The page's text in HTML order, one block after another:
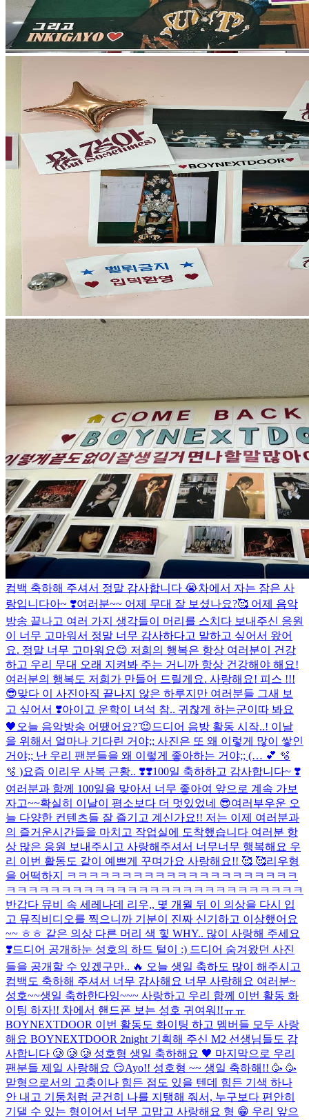
컴백 축하해 주셔서 정말 감사합니다 😭차에서 자는 잠은 사
랑입니다아~ ❣️여러분~~ 어제 무대 잘 보셨나요?🥰 어제 음악
방송 끝나고 여러 가지 생각들이 머리를 스치다 보내주신 응원
이 너무 고마워서 정말 너무 감사하다고 말하고 싶어서 왔어
요. 정말 너무 고마워요😊 저희의 행복은 항상 여러분이 건강
하고 우리 무대 오래 지켜봐 주는 거니까 항상 건강해야 해요!
여러분의 행복도 저희가 만들어 드릴게요. 사랑해요! 피스 !!!
😎맞다 이 사진아직 끝나지 않은 하루지만 여러분들 그새 보
고 싶어서 ❣️아이고 운학이 녀석 참.. 귀찮게 하는군이따 봐요
🖤 오늘 음악방송 어땠어요? ̆̈😉드디어 음방 활동 시작..! 이날
을 위해서 얼마나 기다린 거야;; 사진은 또 왜 이렇게 많이 쌓인
거야;; 난 우리 팬분들을 왜 이렇게 좋아하는 거야;; (… 💕 🫧
🫧 )요즘 이리우 사복 근황.. ❣️❣️100일 축하하고 감사합니다~ ❣️
여러분과 함께 100일을 맞아서 너무 좋아여 앞으로 계속 가보
자고~~확실히 이날이 평소보다 더 멋있었네 😎여러부우운 오
늘 다양한 컨텐츠들 잘 즐기고 계신가요!! 저는 이제 여러분과
의 즐거운시간들을 마치고 작업실에 도착했습니다 여러분 항
상 많은 응원 보내주시고 사랑해주셔서 너무너무 행복해요 우
리 이번 활동도 같이 예쁘게 꾸며가요 사랑해요!! 🥰 🥰리우형
을 어떡하지 ㅋㅋㅋㅋㅋㅋㅋㅋㅋㅋㅋㅋㅋㅋㅋㅋㅋㅋㅋㅋㅋ
ㅋㅋㅋㅋㅋㅋㅋㅋㅋㅋㅋㅋㅋㅋㅋㅋㅋㅋㅋㅋㅋㅋㅋㅋㅋㅋㅋ
반갑다 뮤비 속 세레나데 리우,, 몇 개월 뒤 이 의상을 다시 입
고 뮤직비디오를 찍으니까 기분이 진짜 신기하고 이상했어요
~~ ㅎㅎ 같은 의상 다른 머리 색 힣 WHY.. 많이 사랑해 주세요
❣️드디어 공개하눈 성호의 하드 털이 :) 드디어 숨겨왔던 사진
들을 공개할 수 있겠구만.. 🔥 오늘 생일 축하도 많이 해주시고
컴백도 축하해 주셔서 너무 감사해요 너무 사랑해요 여러분~
성호~~생일 축하한다잉~~~ 사랑하고 우리 함께 이번 활동 화
이팅 하자!! 차에서 핸드폰 보는 성호 귀여워!!ㅠㅠ
BOYNEXTDOOR 이번 활동도 화이팅 하고 멤버들 모두 사랑
해요 BOYNEXTDOOR 2night 기획해 주신 M2 선생님들도 감
사합니다 🥲 🥲 🥲 성호형 생일 축하해요 🖤 마지막으로 우리
팬분들 제일 사랑해요 😏Ayo!! 성호형 ~~ 생일 축하해!! 🥳 🥳
맏형으로서의 고충이나 힘든 점도 있을 텐데 힘든 기색 하나
안 내고 기둥처럼 굳건히 나를 지탱해 줘서, 누구보다 편안히
기댈 수 있는 형이어서 너무 고맙고 사랑해요 형 😁 우리 앞으